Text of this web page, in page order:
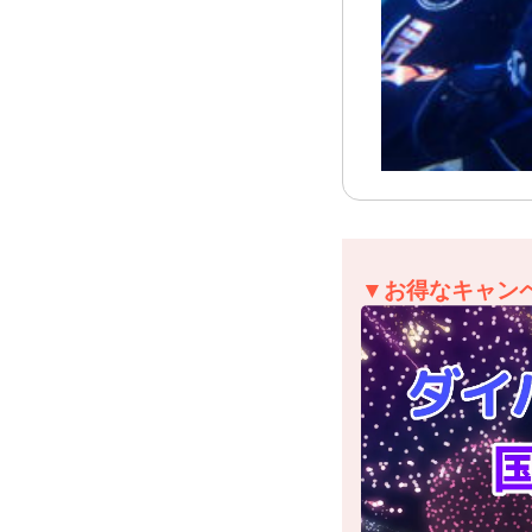
▼お得なキャン